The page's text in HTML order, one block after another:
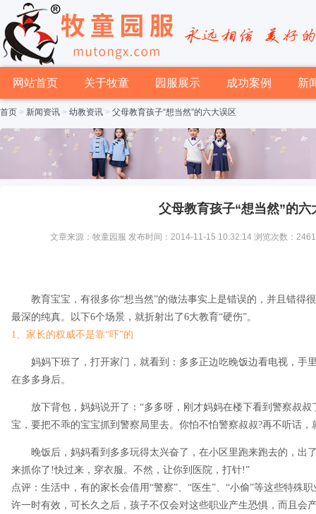
网站首页 关于牧童 园服展示 成功案例 新
首页 > 新闻资讯 > 幼教资讯 > 父母教育孩子“想当然”的六大误区
父母教育孩子“想当然”的六
文章来源：牧童园服 发布时间：2014-11-15 10:32:14 浏览次数：2461
教育宝宝，有很多你“想当然”的做法事实上是错误的，并且错得
最深的纯真。以下6个场景，就折射出了6大教育“硬伤”。
1、家长的权威不是靠“吓”的
妈妈下班了，打开家门，就看到：多多正边吃晚饭边看电视，手
在多多身后。
放下背包，妈妈说开了：“多多呀，刚才妈妈在楼下看到警察叔
宝，要把不乖的宝宝抓到警察局里去。你怕不怕警察叔叔?再不听话
晚饭后，妈妈看到多多玩得太兴奋了，在小区里跑来跑去的，出
来抓你了!快过来，穿衣服。不然，让你到医院，打针!”
点评：生活中，有的家长会借用“警察”、“医生”、“小偷”等这些特殊
许一时有效，可长久之后，孩子不仅会对这些职业产生恐惧，而且会